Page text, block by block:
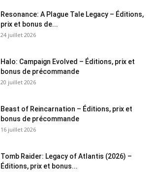
Resonance: A Plague Tale Legacy – Éditions,
prix et bonus de...
24 juillet 2026
Halo: Campaign Evolved – Éditions, prix et
bonus de précommande
20 juillet 2026
Beast of Reincarnation – Éditions, prix et
bonus de précommande
16 juillet 2026
Tomb Raider: Legacy of Atlantis (2026) –
Éditions, prix et bonus...